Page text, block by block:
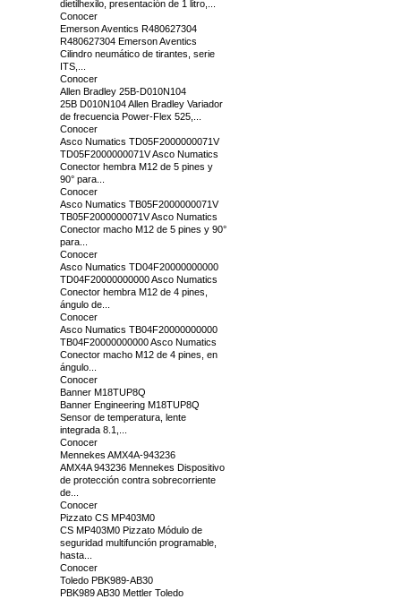
dietilhexilo, presentación de 1 litro,...
Conocer
Emerson Aventics R480627304
R480627304 Emerson Aventics
Cilindro neumático de tirantes, serie
ITS,...
Conocer
Allen Bradley 25B-D010N104
25B D010N104 Allen Bradley Variador
de frecuencia Power-Flex 525,...
Conocer
Asco Numatics TD05F2000000071V
TD05F2000000071V Asco Numatics
Conector hembra M12 de 5 pines y
90° para...
Conocer
Asco Numatics TB05F2000000071V
TB05F2000000071V Asco Numatics
Conector macho M12 de 5 pines y 90°
para...
Conocer
Asco Numatics TD04F20000000000
TD04F20000000000 Asco Numatics
Conector hembra M12 de 4 pines,
ángulo de...
Conocer
Asco Numatics TB04F20000000000
TB04F20000000000 Asco Numatics
Conector macho M12 de 4 pines, en
ángulo...
Conocer
Banner M18TUP8Q
Banner Engineering M18TUP8Q
Sensor de temperatura, lente
integrada 8.1,...
Conocer
Mennekes AMX4A-943236
AMX4A 943236 Mennekes Dispositivo
de protección contra sobrecorriente
de...
Conocer
Pizzato CS MP403M0
CS MP403M0 Pizzato Módulo de
seguridad multifunción programable,
hasta...
Conocer
Toledo PBK989-AB30
PBK989 AB30 Mettler Toledo